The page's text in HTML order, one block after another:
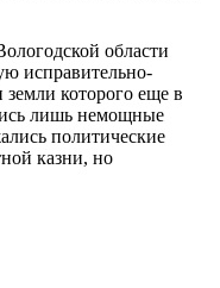
области
исправительно-
которого еще в
лишь немощные
политические
казни, но